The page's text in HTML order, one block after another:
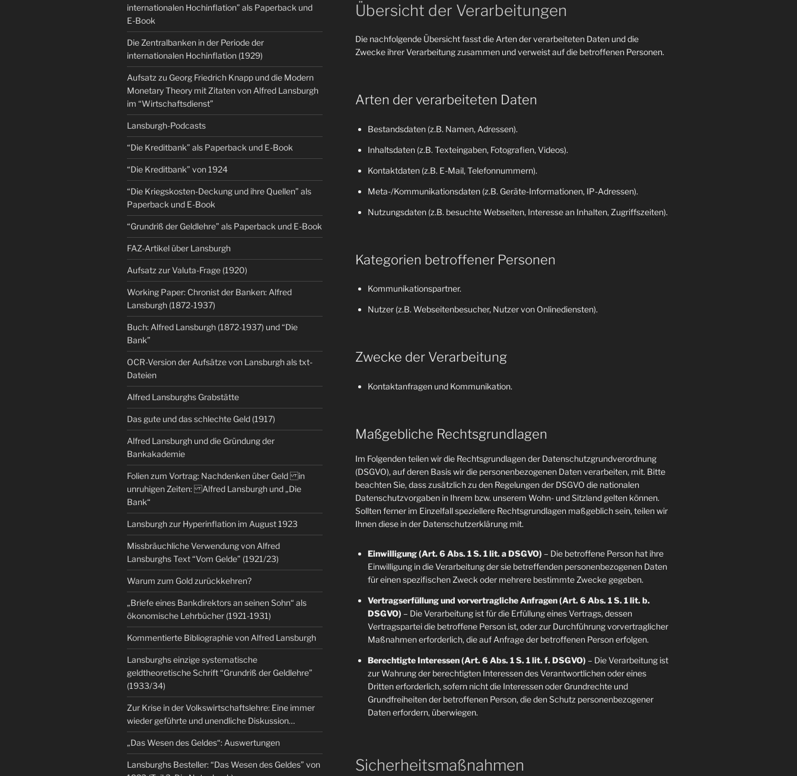
internationalen Hochinflation” als Paperback und
E-Book
Die Zentralbanken in der Periode der
internationalen Hochinflation (1929)
Aufsatz zu Georg Friedrich Knapp und die Modern
Monetary Theory mit Zitaten von Alfred Lansburgh
im “Wirtschaftsdienst”
Lansburgh-Podcasts
“Die Kreditbank” als Paperback und E-Book
“Die Kreditbank” von 1924
“Die Kriegskosten-Deckung und ihre Quellen” als
Paperback und E-Book
“Grundriß der Geldlehre” als Paperback und E-Book
FAZ-Artikel über Lansburgh
Aufsatz zur Valuta-Frage (1920)
Working Paper: Chronist der Banken: Alfred
Lansburgh (1872-1937)
Buch: Alfred Lansburgh (1872-1937) und “Die
Bank”
OCR-Version der Aufsätze von Lansburgh als txt-
Dateien
Alfred Lansburghs Grabstätte
Das gute und das schlechte Geld (1917)
Alfred Lansburgh und die Gründung der
Bankakademie
Folien zum Vortrag: Nachdenken über Geld in
unruhigen Zeiten: Alfred Lansburgh und „Die
Bank“
Lansburgh zur Hyperinflation im August 1923
Missbräuchliche Verwendung von Alfred
Lansburghs Text “Vom Gelde” (1921/23)
Warum zum Gold zurückkehren?
„Briefe eines Bankdirektors an seinen Sohn“ als
ökonomische Lehrbücher (1921-1931)
Kommentierte Bibliographie von Alfred Lansburgh
Lansburghs einzige systematische
geldtheoretische Schrift “Grundriß der Geldlehre”
(1933/34)
Zur Krise in der Volkswirtschaftslehre: Eine immer
wieder geführte und unendliche Diskussion…
„Das Wesen des Geldes“: Auswertungen
Lansburghs Besteller: “Das Wesen des Geldes” von
Übersicht der Verarbeitungen
Die nachfolgende Übersicht fasst die Arten der verarbeiteten Daten und die
Zwecke ihrer Verarbeitung zusammen und verweist auf die betroffenen Personen.
Arten der verarbeiteten Daten
Bestandsdaten (z.B. Namen, Adressen).
Inhaltsdaten (z.B. Texteingaben, Fotografien, Videos).
Kontaktdaten (z.B. E-Mail, Telefonnummern).
Meta-/Kommunikationsdaten (z.B. Geräte-Informationen, IP-Adressen).
Nutzungsdaten (z.B. besuchte Webseiten, Interesse an Inhalten, Zugriffszeiten).
Kategorien betroffener Personen
Kommunikationspartner.
Nutzer (z.B. Webseitenbesucher, Nutzer von Onlinediensten).
Zwecke der Verarbeitung
Kontaktanfragen und Kommunikation.
Maßgebliche Rechtsgrundlagen
Im Folgenden teilen wir die Rechtsgrundlagen der Datenschutzgrundverordnung
(DSGVO), auf deren Basis wir die personenbezogenen Daten verarbeiten, mit. Bitte
beachten Sie, dass zusätzlich zu den Regelungen der DSGVO die nationalen
Datenschutzvorgaben in Ihrem bzw. unserem Wohn- und Sitzland gelten können.
Sollten ferner im Einzelfall speziellere Rechtsgrundlagen maßgeblich sein, teilen wir
Ihnen diese in der Datenschutzerklärung mit.
Einwilligung (Art. 6 Abs. 1 S. 1 lit. a DSGVO) – Die betroffene Person hat ihre
Einwilligung in die Verarbeitung der sie betreffenden personenbezogenen Daten
für einen spezifischen Zweck oder mehrere bestimmte Zwecke gegeben.
Vertragserfüllung und vorvertragliche Anfragen (Art. 6 Abs. 1 S. 1 lit. b.
DSGVO) – Die Verarbeitung ist für die Erfüllung eines Vertrags, dessen
Vertragspartei die betroffene Person ist, oder zur Durchführung vorvertraglicher
Maßnahmen erforderlich, die auf Anfrage der betroffenen Person erfolgen.
Berechtigte Interessen (Art. 6 Abs. 1 S. 1 lit. f. DSGVO) – Die Verarbeitung ist
zur Wahrung der berechtigten Interessen des Verantwortlichen oder eines
Dritten erforderlich, sofern nicht die Interessen oder Grundrechte und
Grundfreiheiten der betroffenen Person, die den Schutz personenbezogener
Daten erfordern, überwiegen.
Sicherheitsmaßnahmen